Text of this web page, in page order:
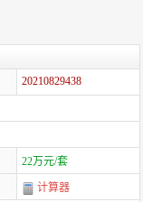
20210829438
22万元/套
计算器